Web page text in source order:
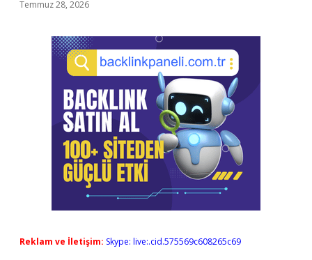
Temmuz 28, 2026
Reklam ve İletişim: Skype: live:.cid.575569c608265c69